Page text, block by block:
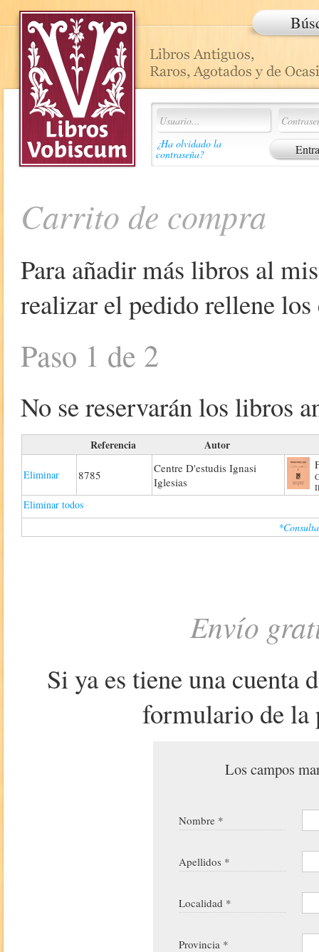
¿Ha olvidado la
contraseña?
Carrito de compra
Para añadir más libros al
realizar el pedido rellene
Paso 1 de 2
No se reservarán los libros
Referencia Autor
Eliminar 8785
Centre D'estudis Ignasi
Iglesias
Eliminar todos
Envío
Si ya es tiene una cuenta
formulario de la
Los campos
Nombre *
Apellidos *
Localidad *
Provincia *